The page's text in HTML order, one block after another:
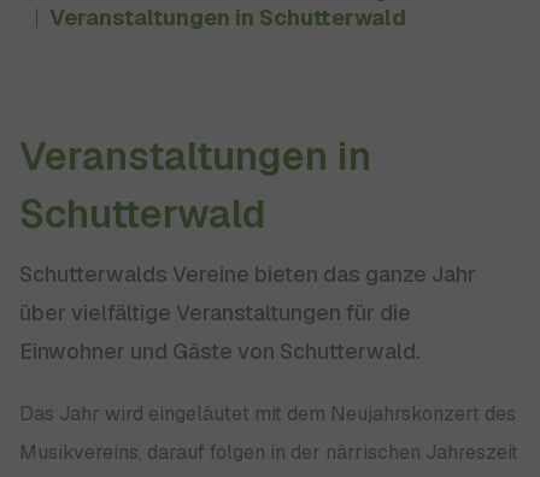
Veranstaltungen in Schutterwald
Veranstaltungen in
Schutterwald
Schutterwalds Vereine bieten das ganze Jahr
über vielfältige Veranstaltungen für die
Einwohner und Gäste von Schutterwald.
Das Jahr wird eingeläutet mit dem Neujahrskonzert des
Musikvereins, darauf folgen in der närrischen Jahreszeit